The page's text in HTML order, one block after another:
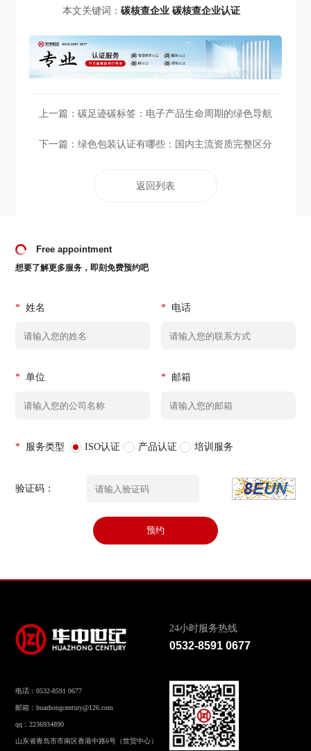
本文关键词：碳核查企业 碳核查企业认证
上一篇： 碳足迹碳标签：电子产品生命周期的绿色导航
下一篇： 绿色包装认证有哪些：国内主流资质完整区分
返回列表
Free appointment
想要了解更多服务，即刻免费预约吧
* 姓名 * 电话
* 单位 * 邮箱
* 服务类型 ISO认证 产品认证 培训服务
验证码：
预约
24小时服务热线
0532-8591 0677
电话：0532-8591 0677
邮箱：huazhongcentury@126.com
qq：2236934890
山东省青岛市市南区香港中路6号（世贸中心）